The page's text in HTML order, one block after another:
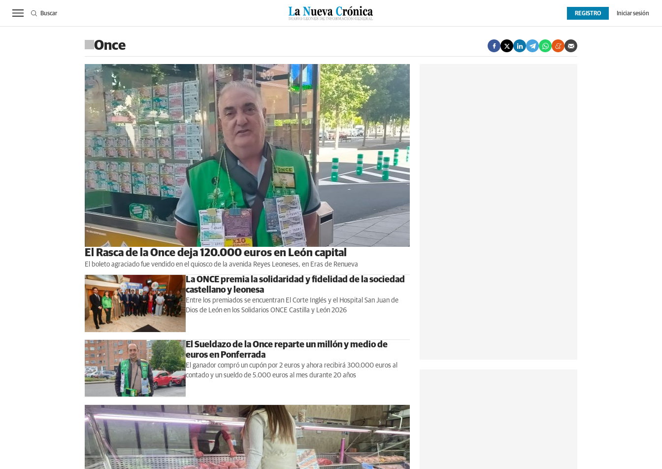
ACTUALIDAD BIERZO SUCESOS CULTURAS ESPECIALES DEPORTES OPINIÓN EXTRAS
REGISTRO Iniciar sesión
Buscar
Once
El Rasca de la Once deja 120.000 euros en León capital
El boleto agraciado fue vendido en el quiosco de la avenida Reyes Leoneses, en Eras de Renueva
La ONCE premia la solidaridad y fidelidad de la sociedad
castellano y leonesa
Entre los premiados se encuentran El Corte Inglés y el Hospital San Juan de
Dios de León en los Solidarios ONCE Castilla y León 2026
El Sueldazo de la Once reparte un millón y medio de
euros en Ponferrada
El ganador compró un cupón por 2 euros y ahora recibirá 300.000 euros al
contado y un sueldo de 5.000 euros al mes durante 20 años